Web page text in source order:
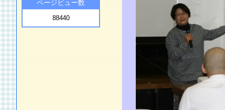
ページビュー数
88440